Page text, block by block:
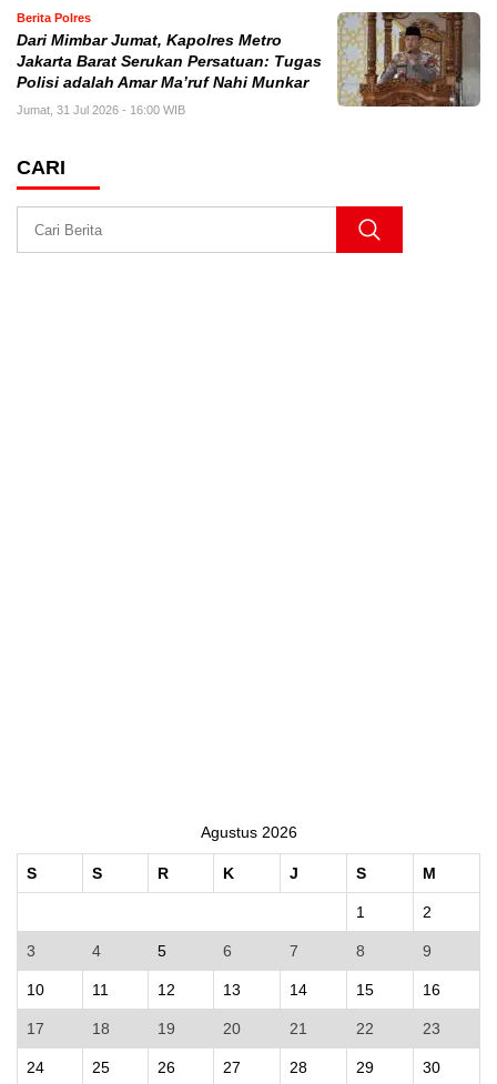
Berita Polres
Dari Mimbar Jumat, Kapolres Metro
Jakarta Barat Serukan Persatuan: Tugas
Polisi adalah Amar Ma’ruf Nahi Munkar
Jumat, 31 Jul 2026 - 16:00 WIB
CARI
Agustus 2026
S S R K J S M
1 2
3 4 5 6 7 8 9
10 11 12 13 14 15 16
17 18 19 20 21 22 23
24 25 26 27 28 29 30